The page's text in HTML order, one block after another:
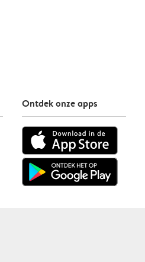
Ontdek onze apps